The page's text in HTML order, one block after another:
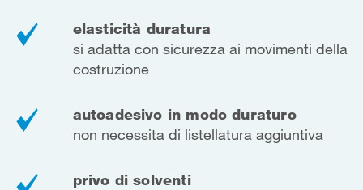
elasticità duratura
si adatta con sicurezza ai movimenti della
costruzione
autoadesivo in modo duraturo
non necessita di listellatura aggiuntiva
privo di solventi